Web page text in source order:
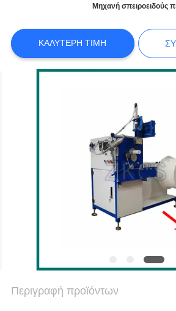
ΥΠΟΘΈΣΕΙΣ
ΑΠΟΡΡΉΤΟΥ
Μηχανή σπειροειδούς
ΚΑΛΎΤΕΡΗ ΤΙΜΉ
Περιγραφή προϊόντων